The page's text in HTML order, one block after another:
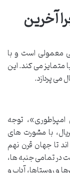
آخرین
معمولی است و با
متمایز می کند. این
می پردازد.
توجه
با مشورت های
تا جهان قرن نهم
در تمامی جنبه ها،